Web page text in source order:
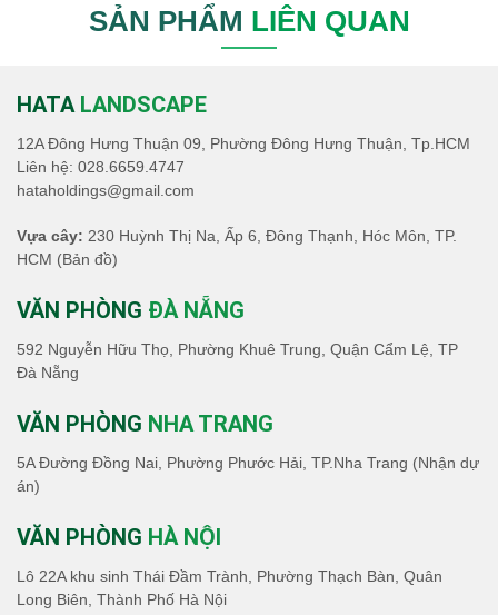
SẢN PHẨM LIÊN QUAN
HATA LANDSCAPE
12A Đông Hưng Thuận 09, Phường Đông Hưng Thuận, Tp.HCM
Liên hệ: 028.6659.4747
hataholdings@gmail.com
Vựa cây: 230 Huỳnh Thị Na, Ấp 6, Đông Thạnh, Hóc Môn, TP.
HCM (Bản đồ)
VĂN PHÒNG ĐÀ NẴNG
592 Nguyễn Hữu Thọ, Phường Khuê Trung, Quận Cẩm Lệ, TP
Đà Nẵng
VĂN PHÒNG NHA TRANG
5A Đường Đồng Nai, Phường Phước Hải, TP.Nha Trang (Nhận dự
án)
VĂN PHÒNG HÀ NỘI
Lô 22A khu sinh Thái Đầm Trành, Phường Thạch Bàn, Quân
Long Biên, Thành Phố Hà Nội